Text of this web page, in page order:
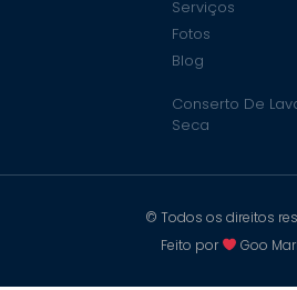
Serviços
Fotos
Blog
Conserto De
Seca
© Todos os direitos
Feito por
Goo